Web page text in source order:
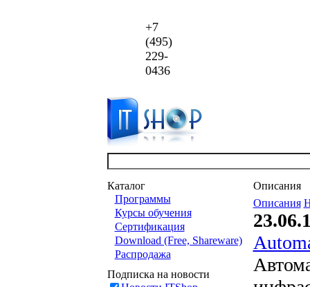
+7
(495)
229-
0436
Каталог
Программы
Курсы обучения
Сертификация
Download (Free, Shareware)
Распродажа
Подписка на новости
Описания
Описания